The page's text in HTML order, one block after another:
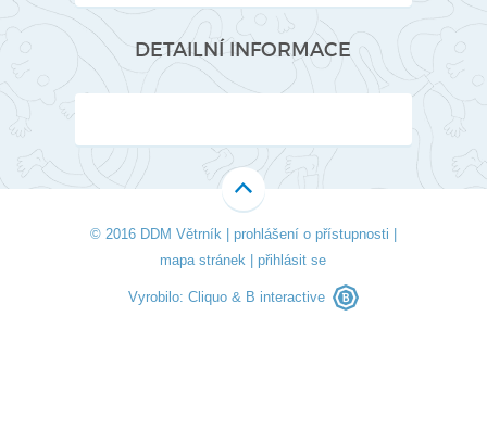
DETAILNÍ INFORMACE
© 2016 DDM Větrník | prohlášení o přístupnosti
mapa stránek |přihlásit se
Vyrobilo:Cliquo & B interactive